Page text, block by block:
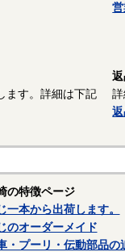
ます。詳細は下記
の特徴ページ
一本から出荷します。
のオーダーメイド
・プーリ・伝動部品の